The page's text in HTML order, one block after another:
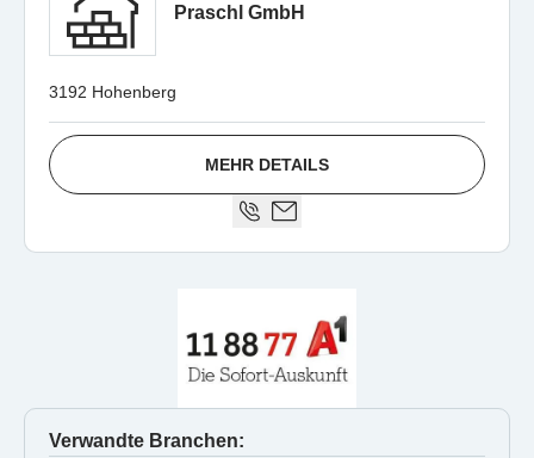
Praschl GmbH
3192 Hohenberg
MEHR DETAILS
Verwandte Branchen: